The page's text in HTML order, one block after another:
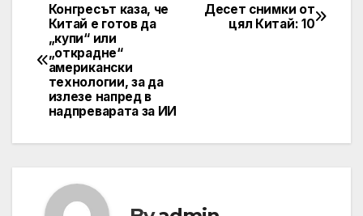
Post
navigation
Десет снимки от
цял ​​Китай: 10
Конгресът каза, че
Китай е готов да
„купи“ или
„открадне“
американски
технологии, за да
излезе напред в
надпреварата за ИИ